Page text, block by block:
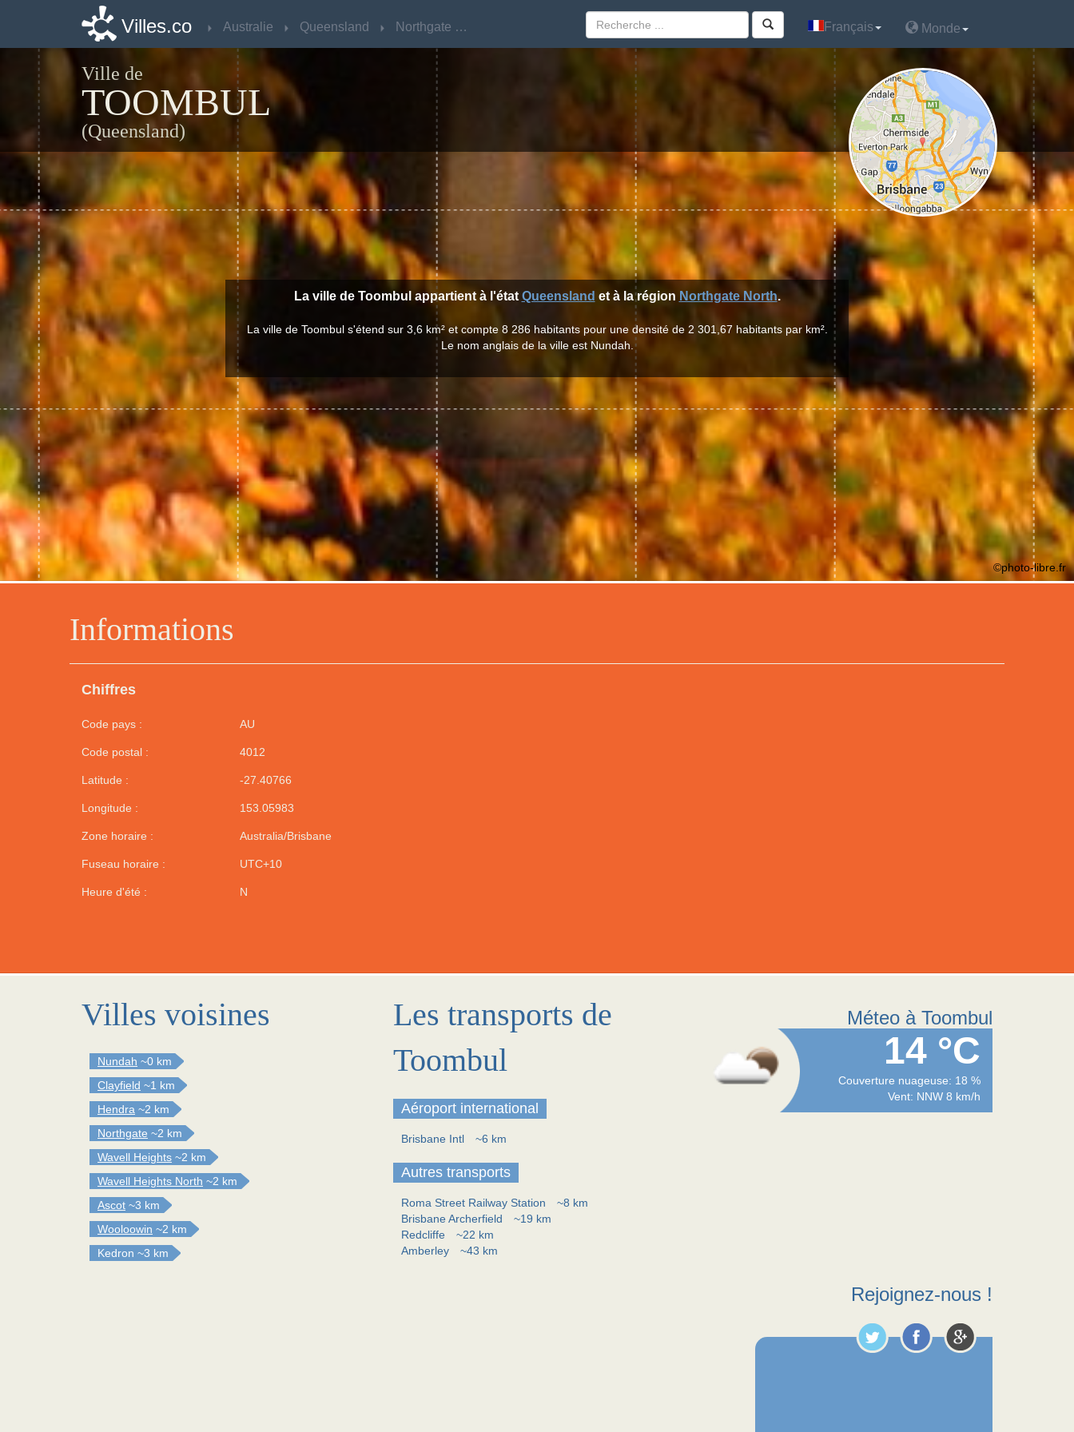
Villes.co Australie Queensland Northgate North Français Monde
Ville de
TOOMBUL
(Queensland)
Informations
Chiffres
Code pays : AU
Code postal : 4012
Latitude : -27.40766
Longitude : 153.05983
Zone horaire : Australia/Brisbane
Fuseau horaire : UTC+10
Heure d'été : N
La ville de Toombul appartient à l'état Queensland et à la région Northgate North.
La ville de Toombul s'étend sur 3,6 km² et compte 8 286 habitants pour une densité de 2 301,67 habitants par km².
Le nom anglais de la ville est Nundah.
©photo-libre.fr
Villes voisines
Nundah ~0 km
Clayfield ~1 km
Hendra ~2 km
Northgate ~2 km
Wavell Heights ~2 km
Wavell Heights North ~2 km
Ascot ~3 km
Wooloowin ~2 km
Kedron ~3 km
Les transports de
Toombul
Aéroport international
Brisbane Intl ~6 km
Autres transports
Roma Street Railway Station
~8 km
Brisbane Archerfield
~19 km
Redcliffe
~22 km
Amberley
~43 km
Méteo à Toombul
14 °C
Couverture nuageuse: 18 %
Vent: NNW 8 km/h
Rejoignez-nous !
Villes.co Australie Queensland Northgate North Français Monde